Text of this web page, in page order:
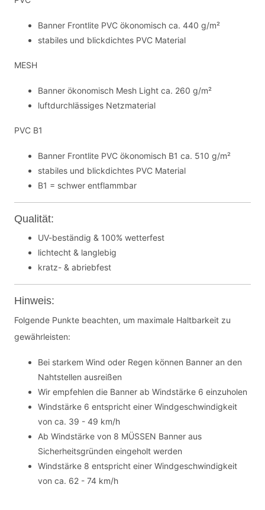
Banner Frontlite PVC ökonomisch ca. 440 g/m²
stabiles und blickdichtes PVC Material
MESH
Banner ökonomisch Mesh Light ca. 260 g/m²
luftdurchlässiges Netzmaterial
PVC B1
Banner Frontlite PVC ökonomisch B1 ca. 510 g/m²
stabiles und blickdichtes PVC Material
B1 = schwer entflammbar
Qualität:
UV-beständig & 100% wetterfest
lichtecht & langlebig
kratz- & abriebfest
Hinweis:
Folgende Punkte beachten, um maximale Haltbarkeit zu
gewährleisten:
Bei starkem Wind oder Regen können Banner an den
Nahtstellen ausreißen
Wir empfehlen die Banner ab Windstärke 6 einzuholen
Windstärke 6 entspricht einer Windgeschwindigkeit
von ca. 39 - 49 km/h
Ab Windstärke von 8 MÜSSEN Banner aus
Sicherheitsgründen eingeholt werden
Windstärke 8 entspricht einer Windgeschwindigkeit
von ca. 62 - 74 km/h